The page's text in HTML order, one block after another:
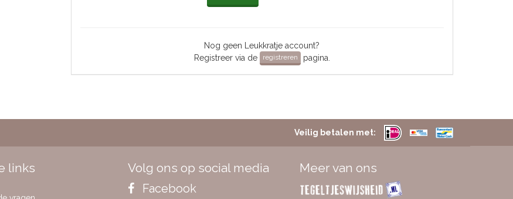
Nog geen Leukkratje account?
Registreer via de
registreren pagina.
Veilig betalen met:
links Volg ons op social media
Facebook
Meer van ons